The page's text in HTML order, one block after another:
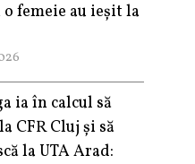
femeie au ieșit la
ia în calcul să
CFR Cluj și să
la UTA Arad: